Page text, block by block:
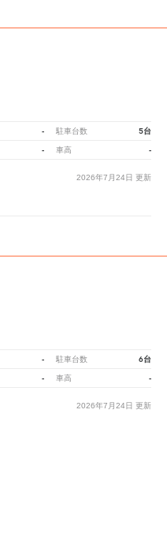
- 駐車台数 5台
- 車高 -
2026年7月24日 更新
- 駐車台数 6台
- 車高 -
2026年7月24日 更新